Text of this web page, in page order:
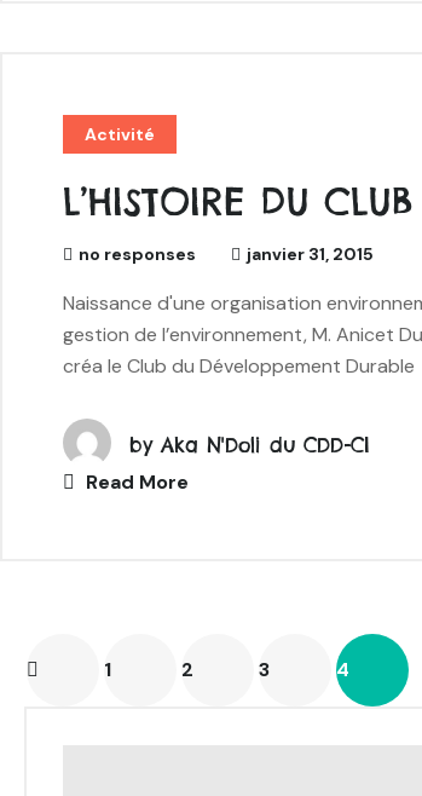
Activité
L’HISTOIRE DU
no responses janvier 31, 2015
Naissance d'une organisation
gestion de l’environnement, M. Anicet
créa le Club du Développement Durable
byAka N'Doli du CDD-CI
Read More
1 2 3 4